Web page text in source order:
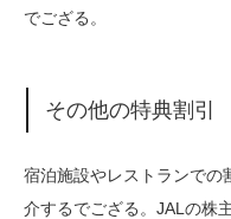
でござる。
その他の特典割引
宿泊施設やレストランでの
介するでござる。JALの株